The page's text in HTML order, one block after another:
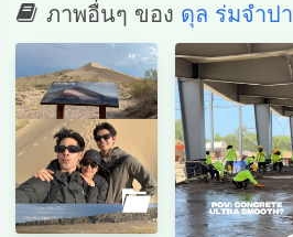
ภาพอื่นๆ ของ ดุล ร่มจำปา